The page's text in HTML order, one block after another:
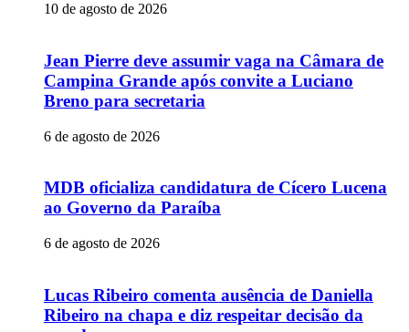
10 de agosto de 2026
Jean Pierre deve assumir vaga na Câmara de
Campina Grande após convite a Luciano
Breno para secretaria
6 de agosto de 2026
MDB oficializa candidatura de Cícero Lucena
ao Governo da Paraíba
6 de agosto de 2026
Lucas Ribeiro comenta ausência de Daniella
Ribeiro na chapa e diz respeitar decisão da